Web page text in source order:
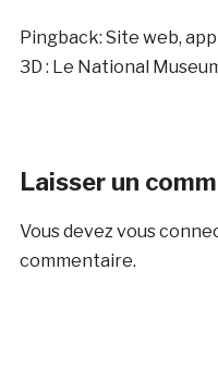
Pingback: Site web,
3D : Le National
Laisser un
Vous devezvous
commentaire.